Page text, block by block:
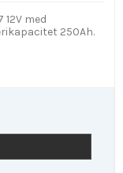
med
250Ah.